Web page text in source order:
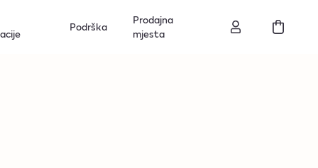
Podrška
Prodajna
mjesta